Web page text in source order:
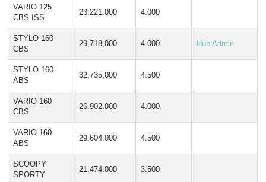
VARIO 125
CBS ISS
23.221.000 4.000
STYLO 160
CBS
29,718,000 4.000 Hub Admin
STYLO 160
ABS
32,735,000 4.500
VARIO 160
CBS
26.902.000 4.000
VARIO 160
ABS
29.604.000 4.500
SCOOPY
SPORTY
21.474.000 3.500